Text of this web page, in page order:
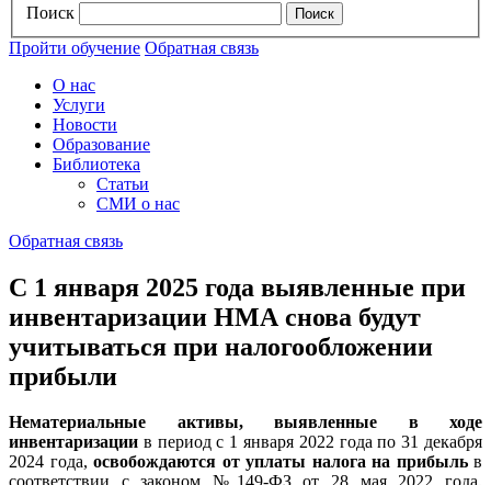
Поиск
Пройти обучение Обратная связь
О наc
Услуги
Новости
Образование
Библиотека
Статьи
СМИ о нас
Обратная связь
С 1 января 2025 года выявленные при
инвентаризации НМА снова будут
учитываться при налогообложении
прибыли
Нематериальные активы, выявленные в ходе
инвентаризации в период с 1 января 2022 года по 31 декабря
2024 года, освобождаются от уплаты налога на прибыльв